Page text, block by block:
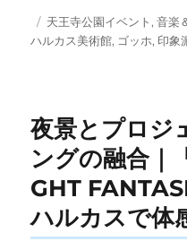
投
稿
カ
テ
天王寺公園イベント ,音楽
ハルカス美術館, ゴッホ, 印象
夜景とプロジ
ングの融合｜
GHT
ハルカスで体